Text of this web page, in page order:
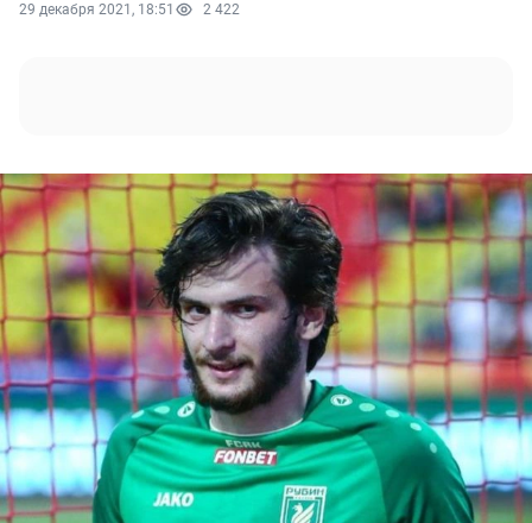
29 декабря 2021, 18:51 2 422